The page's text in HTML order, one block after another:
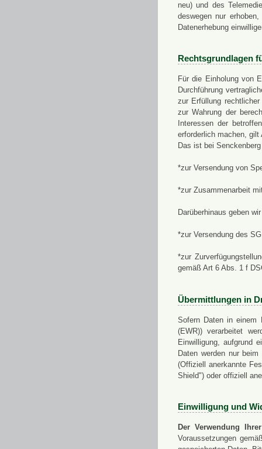
neu) und des
deswegen nur
Datenerhebung
Rechtsgrundlagen
Für die Einholung von
Durchführung
zur Erfüllung
zur Wahrung der
Interessen der
erforderlich machen,
Das ist bei
*zur Versendung von
*zur Zusammenarbeit
Darüberhinaus geben
*zur Versendung des
*zur
gemäß Art 6 Abs. 1 f
Übermittlungen in
Sofern Daten in einem
(EWR)) verarbeitet
Einwilligung, aufgrund
Daten werden nur
(Offiziell anerkannte
Shield") oder offiziell
Einwilligung und
Der Verwendung
Voraussetzungen